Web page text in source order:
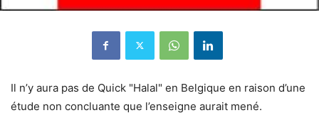
Il n’y aura pas de Quick "Halal" en Belgique en raison d’une
étude non concluante que l’enseigne aurait mené.